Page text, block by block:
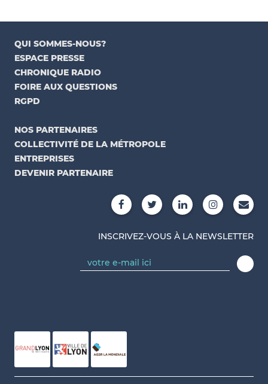
QUI SOMMES-NOUS?
ESPACE PRESSE
CHRONIQUE RADIO
FOIRE AUX QUESTIONS
RGPD
NOS PARTENAIRES
COLLECTIVITÉ DE LA MÉTROPOLE
ENTREPRISES
DEVENIR PARTENAIRE
INSCRIVEZ-VOUS À LA NEWSLETTER